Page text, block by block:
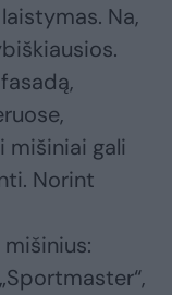
Na,
mišiniai gali
Norint